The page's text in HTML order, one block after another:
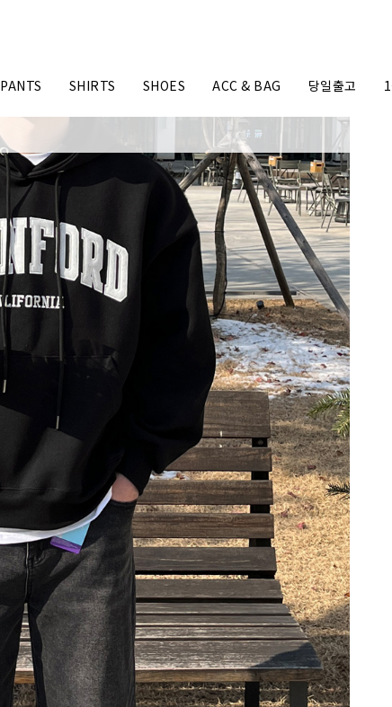
PANTS SHIRTS SHOES ACC & BAG 당일출고